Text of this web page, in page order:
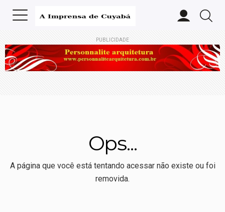
PUBLICIDADE
Ops...
A página que você está tentando acessar não existe ou foi
removida.